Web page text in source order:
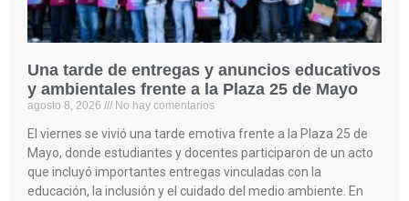
Una tarde de entregas y anuncios educativos
y ambientales frente a la Plaza 25 de Mayo
agosto 8, 2026 No hay comentarios
El viernes se vivió una tarde emotiva frente a la Plaza 25 de
Mayo, donde estudiantes y docentes participaron de un acto
que incluyó importantes entregas vinculadas con la
educación, la inclusión y el cuidado del medio ambiente. En